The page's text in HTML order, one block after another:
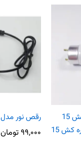
لامپ فلورسنت حشره کش 15
وات مدلT8 (لامپ حشره کش 15
رقص نور مدل sunflower مشکی
۹۹,۰۰۰تومان